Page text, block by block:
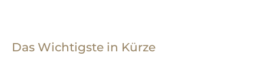
Das Wichtigste in Kürze